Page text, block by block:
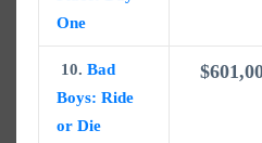
One
10. Bad
Boys: Ride
or Die